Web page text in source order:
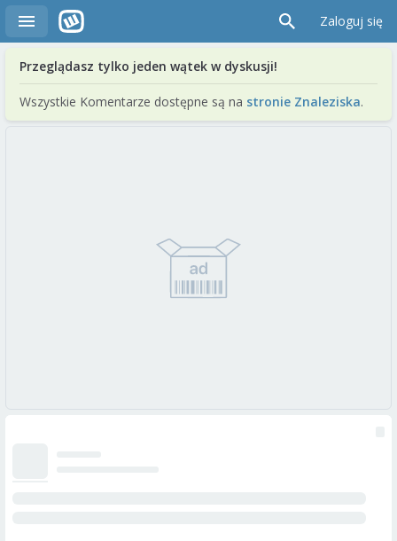
Zaloguj się
Przeglądasz tylko jeden wątek w dyskusji!
Wszystkie Komentarze dostępne są na stronie Znaleziska.